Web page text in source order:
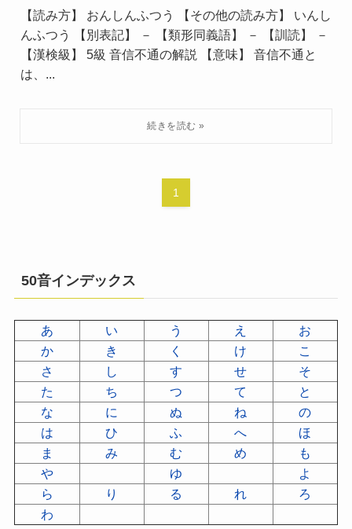
【読み方】 おんしんふつう 【その他の読み方】 いんし
んふつう 【別表記】 － 【類形同義語】 － 【訓読】 －
【漢検級】 5級 音信不通の解説 【意味】 音信不通と
は、...
1
50音インデックス
あ い う え
お
か
き く け
こ
さ
し す せ
そ
た
ち つ て
と
な
に ぬ ね
の
は
ひ ふ へ
ほ
ま
み む め
も
や
ゆ
よ
ら
り る れ
ろ
わ